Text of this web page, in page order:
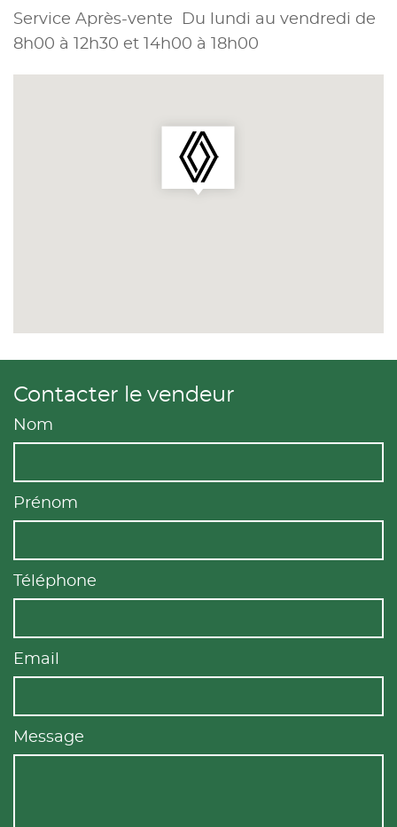
Service Après-vente Du lundi au vendredi de
8h00 à 12h30 et 14h00 à 18h00
Contacter le vendeur
Nom
Prénom
Téléphone
Email
Message